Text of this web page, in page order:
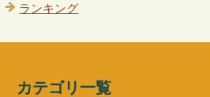
ランキング
カテゴリ一覧